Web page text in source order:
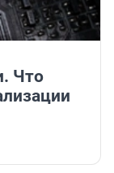
Что